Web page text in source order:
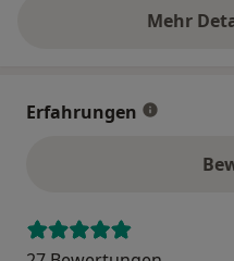
Mehr
Erfahrungen